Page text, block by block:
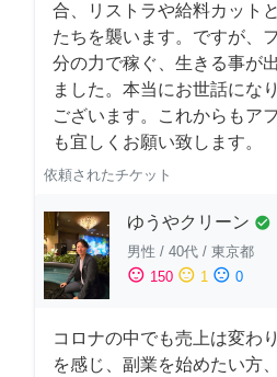
合、リストラや給料カット
たちを襲います。ですが、
分の力で稼ぐ、生きる事が
ました。本当にお世話にな
ございます。これからもア
も宜しくお願い致します。
依頼されたチケット
ゆうやクリーン check_circle
男性 / 40代 / 東京都
sentiment_satisfied 150 sentiment_neutral 1 sentiment_dissatisfied 0
コロナの中でも売上は変わ
を感じ、副業を始めたい方